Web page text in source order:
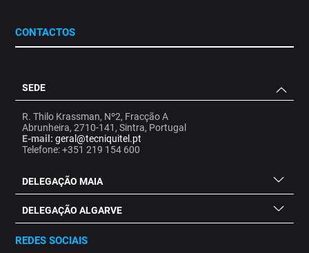
CONTACTOS
SEDE
R. Thilo Krassman, Nº2, Fracção A
Abrunheira, 2710-141, Sintra, Portugal
E-mail: geral@tecniquitel.pt
Telefone: +351 219 154 600
DELEGAÇÃO MAIA
DELEGAÇÃO ALGARVE
REDES SOCIAIS